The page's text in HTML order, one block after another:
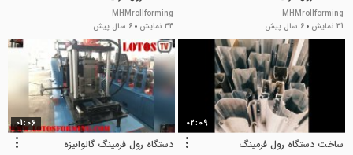
MHMrollforming
31 نمایش
6 سال پیش
MHMrollforming
34 نمایش
6 سال پیش
02:09
ساخت دستگاه رول فرمینگ
01:06
دستگاه رول فرمینگ گالوانیزه